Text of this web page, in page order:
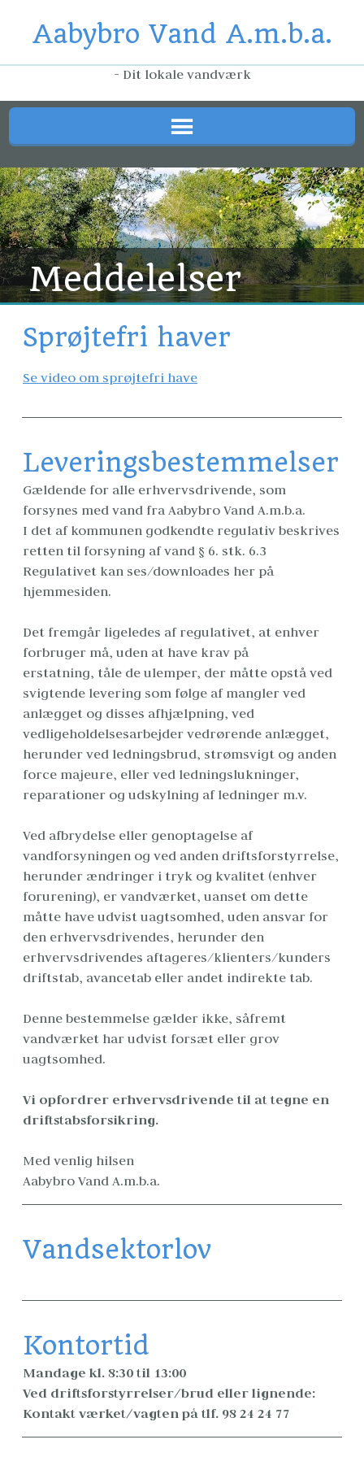
Aabybro Vand A.m.b.a.
- Dit lokale vandværk
Meddelelser
Sprøjtefri haver
Se video om sprøjtefri have
Leveringsbestemmelser
Gældende for alle erhvervsdrivende, som
forsynes med vand fra Aabybro Vand A.m.b.a.
I det af kommunen godkendte regulativ beskrives
retten til forsyning af vand § 6. stk. 6.3
Regulativet kan ses/downloades her på
hjemmesiden.
Det fremgår ligeledes af regulativet, at enhver
forbruger må, uden at have krav på
erstatning, tåle de ulemper, der måtte opstå ved
svigtende levering som følge af mangler ved
anlægget og disses afhjælpning, ved
vedligeholdelsesarbejder vedrørende anlægget,
herunder ved ledningsbrud, strømsvigt og anden
force majeure, eller ved ledningslukninger,
reparationer og udskylning af ledninger m.v.
Ved afbrydelse eller genoptagelse af
vandforsyningen og ved anden driftsforstyrrelse,
herunder ændringer i tryk og kvalitet (enhver
forurening), er vandværket, uanset om dette
måtte have udvist uagtsomhed, uden ansvar for
den erhvervsdrivendes, herunder den
erhvervsdrivendes aftageres/klienters/kunders
driftstab, avancetab eller andet indirekte tab.
Denne bestemmelse gælder ikke, såfremt
vandværket har udvist forsæt eller grov
uagtsomhed.
Vi opfordrer erhvervsdrivende til at tegne en
driftstabsforsikring.
Med venlig hilsen
Aabybro Vand A.m.b.a.
Vandsektorlov
Kontortid
Mandage kl. 8:30 til 13:00
Ved driftsforstyrrelser/brud eller lignende:
Kontakt værket/vagten på tlf. 98 24 24 77